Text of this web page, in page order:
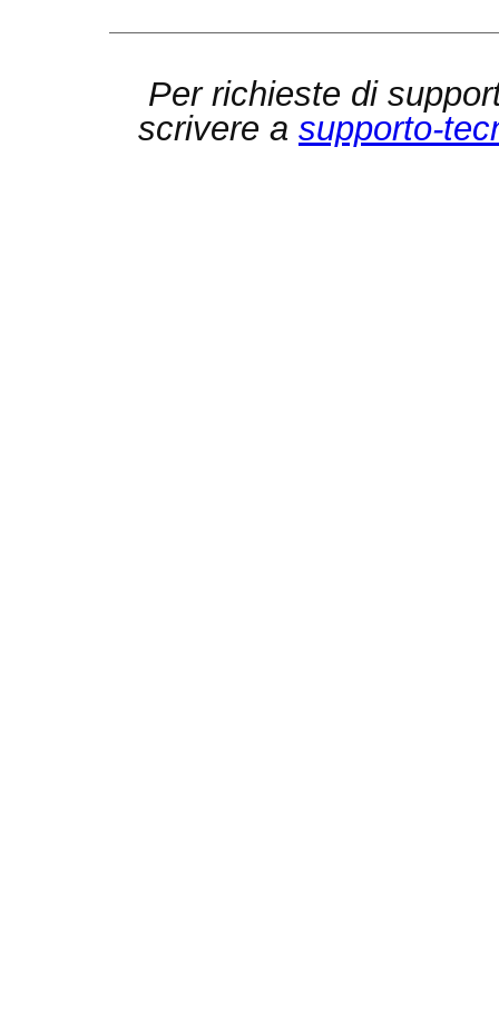
Per richieste di
scrivere a supporto-